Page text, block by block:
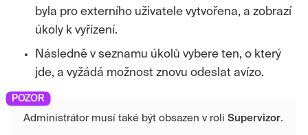
byla pro externího uživatele vytvořena, a zobrazí
úkoly k vyřízení.
Následně v seznamu úkolů vybere ten, o který
jde, a vyžádá možnost znovu odeslat avízo.
Administrátor musí také být obsazen v roli Supervizor.